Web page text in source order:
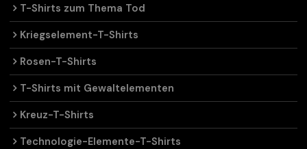
T-Shirts zum Thema Tod
Kriegselement-T-Shirts
Rosen-T-Shirts
T-Shirts mit Gewaltelementen
Kreuz-T-Shirts
Technologie-Elemente-T-Shirts